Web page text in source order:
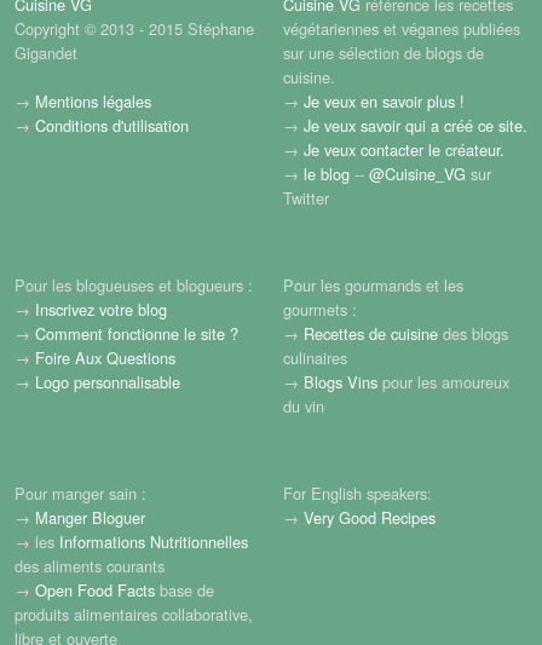
Copyright © 2013 - 2015 Stéphane
Gigandet
→ Mentions légales
→ Conditions d'utilisation
végétariennes et véganes publiées
sur une sélection de blogs de
cuisine.
→ Je veux en savoir plus !
→ Je veux savoir qui a créé ce site.
→ Je veux contacter le créateur.
→ le blog -- @Cuisine_VG sur
Twitter
Pour les blogueuses et blogueurs :
→ Inscrivez votre blog
→ Comment fonctionne le site ?
→ Foire Aux Questions
→ Logo personnalisable
Pour les gourmands et les
gourmets :
→ Recettes de cuisine des blogs
culinaires
→ Blogs Vins pour les amoureux
du vin
Pour manger sain :
→ Manger Bloguer
→ les Informations Nutritionnelles
des aliments courants
→ Open Food Facts base de
produits alimentaires collaborative,
libre et ouverte
For English speakers:
→ Very Good Recipes